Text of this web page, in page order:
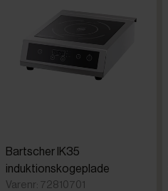
Højeste pris
Bartscher IK35
induktionskogeplade
Varenr: 72810701